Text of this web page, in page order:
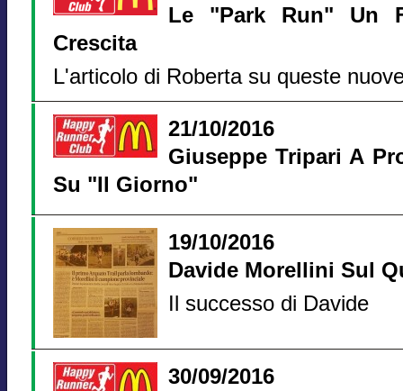
Le "Park Run" Un
Crescita
L'articolo di Roberta su queste
21/10/2016
Giuseppe Tripari A
Su "Il Giorno"
19/10/2016
Davide Morellini Sul
Il successo di Davide
30/09/2016